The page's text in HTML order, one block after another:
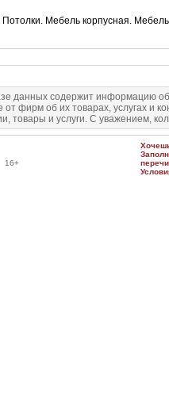
Мебель корпусная.
данных содержит информацию
фирм об их товарах, услугах и
товары и услуги. С уважением,
16+